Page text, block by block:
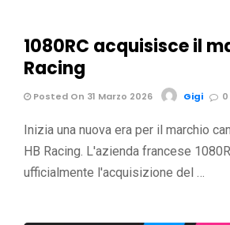
1080RC acquisisce il
Racing
Posted On 31 Marzo 2026 Gigi 0
Inizia una nuova era per il marchio
HB Racing. L'azienda francese
ufficialmente l'acquisizione del …